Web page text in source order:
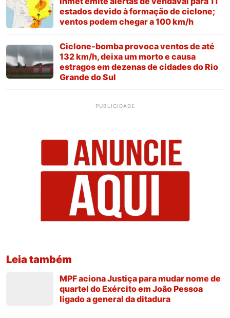
estados devido à formação de ciclone;
ventos podem chegar a 100 km/h
Ciclone-bomba provoca ventos de até
132 km/h, deixa um morto e causa
estragos em dezenas de cidades do Rio
Grande do Sul
PUBLICIDADE
Leia também
MPF aciona Justiça para mudar nome de
quartel do Exército em João Pessoa
ligado a general da ditadura